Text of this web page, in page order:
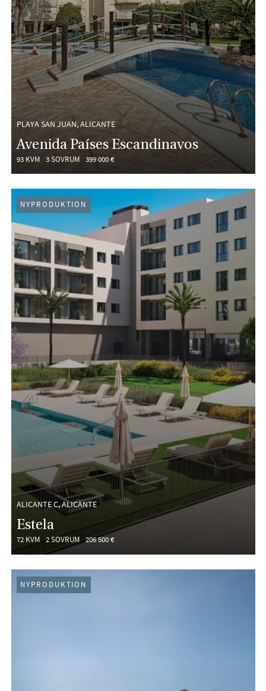
PLAYA SAN JUAN, ALICANTE
Avenida Países Escandinavos
93 KVM 3 SOVRUM 399 000 €
ALICANTE C, ALICANTE
Estela
72 KVM 2 SOVRUM 206 500 €
NYPRODUKTION
NYPRODUKTION